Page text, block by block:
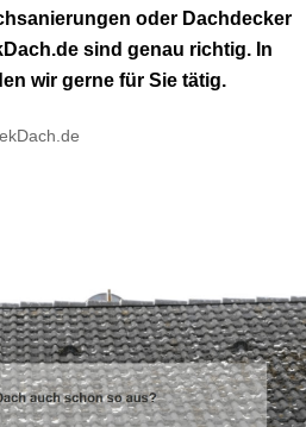
oder Dachdecker
sind genau richtig. In
wir gerne für Sie tätig.